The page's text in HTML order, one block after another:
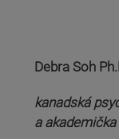
Debra Soh
kanadská
a akademička